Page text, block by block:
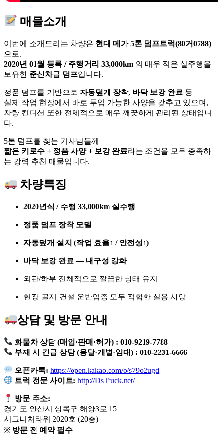
매물소개
이번에 소개드리는 차량은 현대 메가 5톤 덤프트럭(80거0788)
으로,
2020년 01월 등록 / 주행거리 33,000km 의 매우 적은 실주행을
보유한 준신차급 덤프입니다.
정품 덤프를 기반으로 자동덮개 장착, 바닥 보강 완료 등
실제 작업 현장에서 바로 투입 가능한 사양을 갖추고 있으며,
차량 컨디션 또한 전체적으로 매우 깨끗하게 관리된 상태입니
다.
5톤 덤프를 찾는 기사님들께
짧은 키로수 + 정품 사양 + 보강 완료라는 조건을 모두 충족하
는 강력 추천 매물입니다.
차량특징
2020년식 / 주행 33,000km 실주행
정품 덤프 장착 모델
자동덮개 설치 (작업 효율↑ / 안전성↑)
바닥 보강 완료 — 내구성 강화
외관/하부 전체적으로 깔끔한 상태 유지
현장·골재·건설 운반업종 모두 적합한 실용 사양
상담 및 방문 안내
화물차 상담 (매입·판매·허가) : 010-9219-7788
부재 시 긴급 상담 (용달·개별·임대) : 010-2231-6666
오픈카톡: https://open.kakao.com/o/s79o2ugd
트럭 전문 사이트: http://DsTruck.net/
방문 주소:
경기도 안산시 상록구 해양3로 15
시그니처타워 2020호 (20층)
※ 방문 전 예약 필수